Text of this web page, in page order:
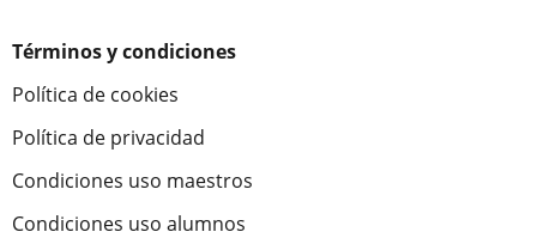
Términos y condiciones
Política de cookies
Política de privacidad
Condiciones uso maestros
Condiciones uso alumnos